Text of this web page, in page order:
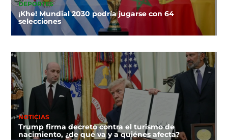
DEPORTES
¡Khe! Mundial 2030 podría jugarse con 64
selecciones
NOTICIAS
Trump firma decreto contra el turismo de
nacimiento, ¿de qué va y a quiénes afecta?